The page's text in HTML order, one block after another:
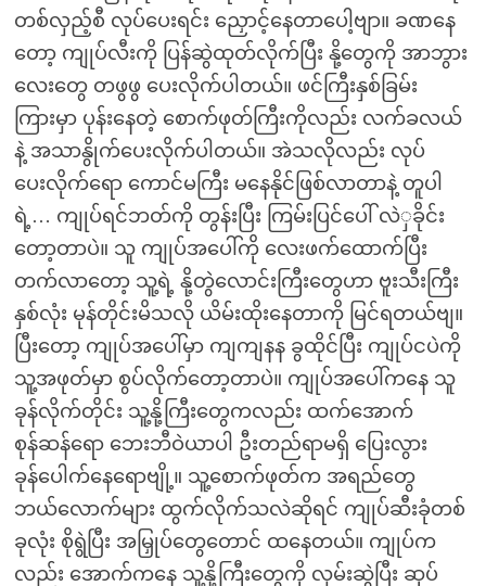
တစ်လှည့်စီ လုပ်ပေးရင်း ညှောင့်နေတာပေါ့ဗျာ။ ခဏနေ
တော့ ကျုပ်လီးကို ပြန်ဆွဲထုတ်လိုက်ပြီး နို့တွေကို အာဘွား
လေးတွေ တဖွဖွ ပေးလိုက်ပါတယ်။ ဖင်ကြီးနှစ်ခြမ်း
ကြားမှာ ပုန်းနေတဲ့ စောက်ဖုတ်ကြီးကိုလည်း လက်ခလယ်
နဲ့ အသာနွိုက်ပေးလိုက်ပါတယ်။ အဲသလိုလည်း လုပ်
ပေးလိုက်ရော ကောင်မကြီး မနေနိုင်ဖြစ်လာတာနဲ့ တူပါ
ရဲ့… ကျုပ်ရင်ဘတ်ကို တွန်းပြီး ကြမ်းပြင်ပေါ် လဲှခိုင်း
တော့တာပဲ။ သူ ကျုပ်အပေါ်ကို လေးဖက်ထောက်ပြီး
တက်လာတော့ သူ့ရဲ့ နို့တွဲလောင်းကြီးတွေဟာ ဗူးသီးကြီး
နှစ်လုံး မုန်တိုင်းမိသလို ယိမ်းထိုးနေတာကို မြင်ရတယ်ဗျ။
ပြီးတော့ ကျုပ်အပေါ်မှာ ကျကျနန ခွထိုင်ပြီး ကျုပ်ငပဲကို
သူ့အဖုတ်မှာ စွပ်လိုက်တော့တာပဲ။ ကျုပ်အပေါ်ကနေ သူ
ခုန်လိုက်တိုင်း သူ့နို့ကြီးတွေကလည်း ထက်အောက်
စုန်ဆန်ရော ဘေးဘီဝဲယာပါ ဦးတည်ရာမရှိ ပြေးလွား
ခုန်ပေါက်နေရောဗျို့။ သူ့စောက်ဖုတ်က အရည်တွေ
ဘယ်လောက်များ ထွက်လိုက်သလဲဆိုရင် ကျုပ်ဆီးခုံတစ်
ခုလုံး စိုရွဲပြီး အမြှုပ်တွေတောင် ထနေတယ်။ ကျုပ်က
လည်း အောက်ကနေ သူ့နို့ကြီးတွေကို လှမ်းဆွဲပြီး ဆုပ်